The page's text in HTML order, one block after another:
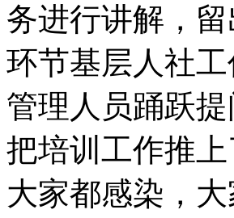
务进行讲解，
环节基层人社
管理人员踊跃
把培训工作推
大家都感染，